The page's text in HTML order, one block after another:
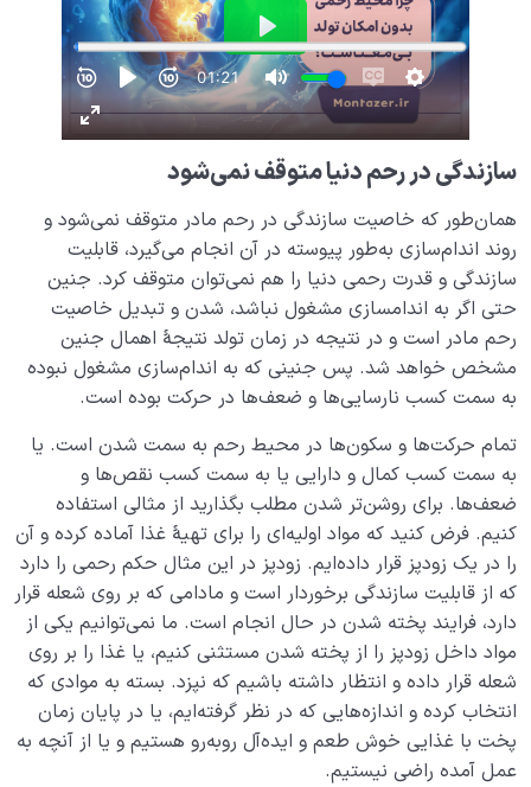
سازندگی در رحم دنیا متوقف نمی‌شود
همان‌طور که خاصیت سازندگی در رحم مادر متوقف نمی‌شود و
روند اندام‌سازی به‌طور پیوسته در آن انجام می‌گیرد، قابلیت
سازندگی و قدرت رحمی دنیا را هم نمی‌توان متوقف کرد. جنین
حتی اگر به اندامسازی مشغول نباشد، شدن و تبدیل خاصیت
رحم مادر است و در نتیجه در زمان تولد نتیجۀ اهمال جنین
مشخص خواهد شد. پس جنینی که به اندام‌سازی مشغول نبوده
به سمت کسب نارسایی‌ها و ضعف‌ها در حرکت بوده است.
تمام حرکت‌ها و سکون‌ها در محیط رحم به سمت شدن است. یا
به سمت کسب کمال و دارایی یا به سمت کسب نقص‌ها و
ضعف‌ها. برای روشن‌تر شدن مطلب بگذارید از مثالی استفاده
کنیم. فرض کنید که مواد اولیه‌ای را برای تهیۀ غذا آماده کرده و آن
را در یک زودپز قرار داده‌ایم. زودپز در این مثال حکم رحمی را دارد
که از قابلیت سازندگی برخوردار است و مادامی که بر روی شعله قرار
دارد، فرایند پخته شدن در حال انجام است. ما نمی‌توانیم یکی از
مواد داخل زودپز را از پخته شدن مستثنی کنیم، یا غذا را بر روی
شعله قرار داده و انتظار داشته باشیم که نپزد. بسته به موادی که
انتخاب کرده‌ و اندازه‌هایی که در نظر گرفته‌ایم، یا در پایان زمان
پخت با غذایی خوش طعم و ایده‌آل روبه‌رو هستیم و یا از آنچه به
عمل آمده راضی نیستیم.